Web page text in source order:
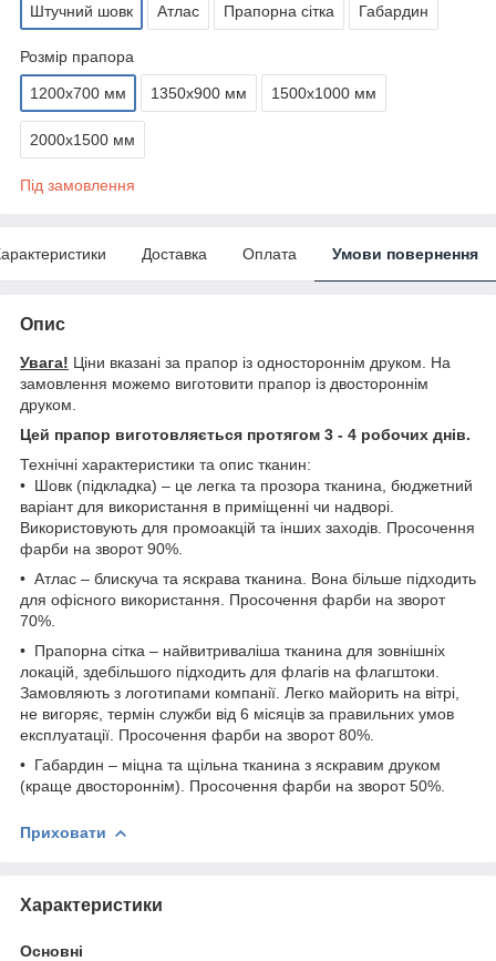
Штучний шовк Атлас Прапорна сітка Габардин
Розмір прапора
1200х700 мм 1350х900 мм 1500х1000 мм
2000х1500 мм
Під замовлення
Доставка Оплата Умови повернення
Опис
Увага! Ціни вказані за прапор із одностороннім друком. На
замовлення можемо виготовити прапор із двостороннім
друком.
Цей прапор виготовляється протягом 3 - 4 робочих днів.
Технічні характеристики та опис тканин:
• Шовк (підкладка) – це легка та прозора тканина, бюджетний
варіант для використання в приміщенні чи надворі.
Використовують для промоакцій та інших заходів. Просочення
фарби на зворот 90%.
• Атлас – блискуча та яскрава тканина. Вона більше підходить
для офісного використання. Просочення фарби на зворот
70%.
• Прапорна сітка – найвитриваліша тканина для зовнішніх
локацій, здебільшого підходить для флагів на флагштоки.
Замовляють з логотипами компанії. Легко майорить на вітрі,
не вигоряє, термін служби від 6 місяців за правильних умов
експлуатації. Просочення фарби на зворот 80%.
• Габардин – міцна та щільна тканина з яскравим друком
(краще двостороннім). Просочення фарби на зворот 50%.
Приховати
Характеристики
Основні